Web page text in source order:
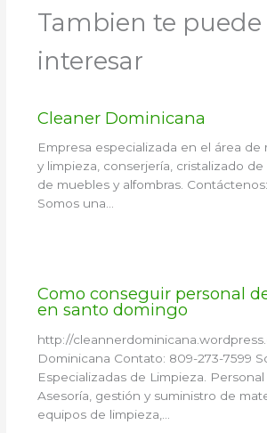
Tambien te puede
interesar
Cleaner Dominicana
Empresa especializada en el área
y limpieza, conserjería, cristalizado de
de muebles y alfombras.
Somos una…
Como conseguir personal
en santo domingo
http://
Dominicana Contato: 809-273-7599
Especializadas de Limpieza. Personal
Asesoría, gestión y suministro de
equipos de limpieza,…